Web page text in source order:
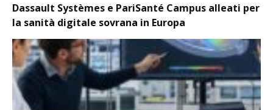
Dassault Systèmes e PariSanté Campus alleati per
la sanità digitale sovrana in Europa